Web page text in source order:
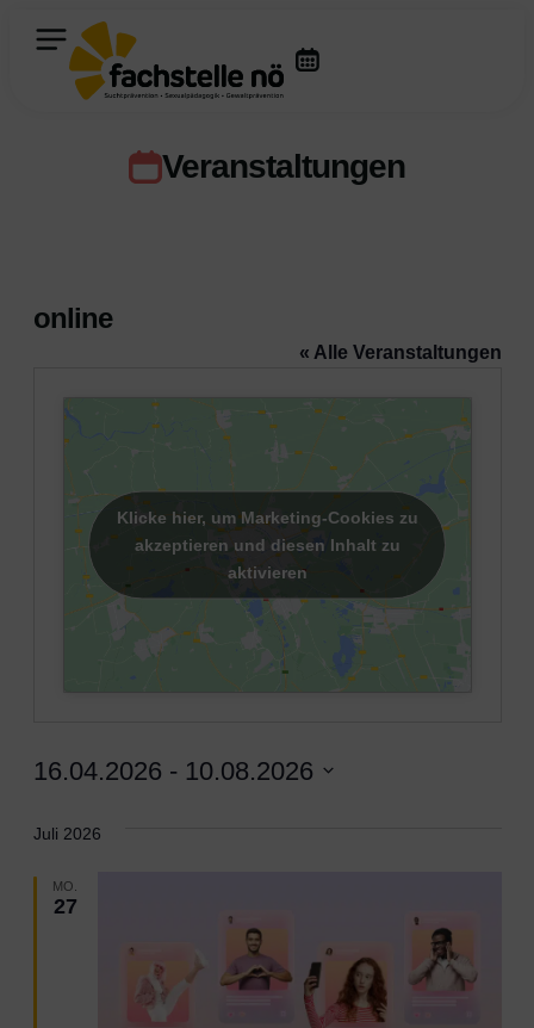
Veranstaltungen
online
« Alle Veranstaltungen
Klicke hier, um Marketing-Cookies zu
akzeptieren und diesen Inhalt zu
aktivieren
16.04.2026 - 10.08.2026
wählen.
Juli 2026
MO.
27